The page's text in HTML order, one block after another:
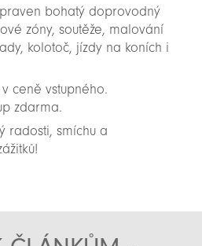
bohatý doprovodný
zóny, soutěže, malování
kolotoč, jízdy na koních i
ceně vstupného.
zdarma.
radosti, smíchu a